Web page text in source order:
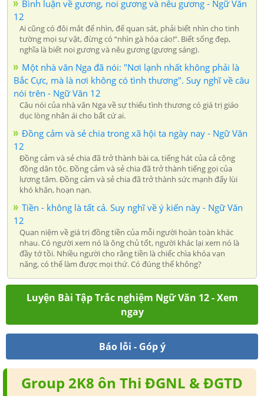
Bình luận về gương, noi gương và nêu gương - Ngữ Văn
12
Ai cũng có đôi mắt để nhìn, để quan sát, phải biết nhìn cho tinh
tường mọi sự vật, đừng có “nhìn gà hóa cáo!”. Biết sống đẹp,
nghĩa là biết noi gương và nêu gương (gương sáng).
Một nhà văn Nga đã nói: "Nơi lạnh nhất không phải là
Bắc Cực, mà là nơi không có tình thương". Suy nghĩ về câu
nói trên - Ngữ Văn 12
Câu nói của nhà văn Nga về sự thiếu tình thương có giá trị giáo
dục lòng nhân ái cho bất cứ ai.
Đồng cảm và sẻ chia trong xã hội ta ngày nay - Ngữ Văn
12
Đồng cảm và sẻ chia đã trở thành bài ca, tiếng hát của cả cộng
đồng dân tộc. Đồng cảm và sẻ chia đã trở thành tiếng gọi của
lương tâm. Đồng cảm và sẻ chia đã trở thành sức mạnh đẩy lùi
khó khăn, hoạn nạn.
Tiền - không là tất cả. Suy nghĩ về ý kiến này - Ngữ Văn
12
Quan niệm về giá trị đồng tiền của mỗi người hoàn toàn khác
nhau. Có người xem nó là ông chủ tốt, người khác lại xem nó là
đầy tớ tồi. Nhiều người cho rằng tiền là chiếc chìa khóa vạn
năng, có thể làm được mọi thứ. Có đúng thế không?
Luyện Bài Tập Trắc nghiệm Ngữ Văn 12 - Xem
ngay
Báo lỗi - Góp ý
Group 2K8 ôn Thi ĐGNL & ĐGTD